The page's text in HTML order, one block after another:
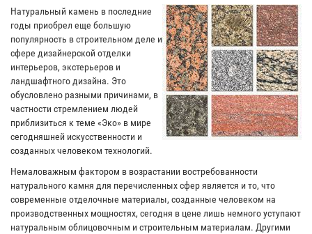
Натуральный камень в последние
годы приобрел еще большую
популярность в строительном деле и
сфере дизайнерской отделки
интерьеров, экстерьеров и
ландшафтного дизайна. Это
обусловлено разными причинами, в
частности стремлением людей
приблизиться к теме «Эко» в мире
сегодняшней искусственности и
созданных человеком технологий.
Немаловажным фактором в возрастании востребованности
натурального камня для перечисленных сфер является и то, что
современные отделочные материалы, созданные человеком на
производственных мощностях, сегодня в цене лишь немного уступают
натуральным облицовочным и строительным материалам. Другими